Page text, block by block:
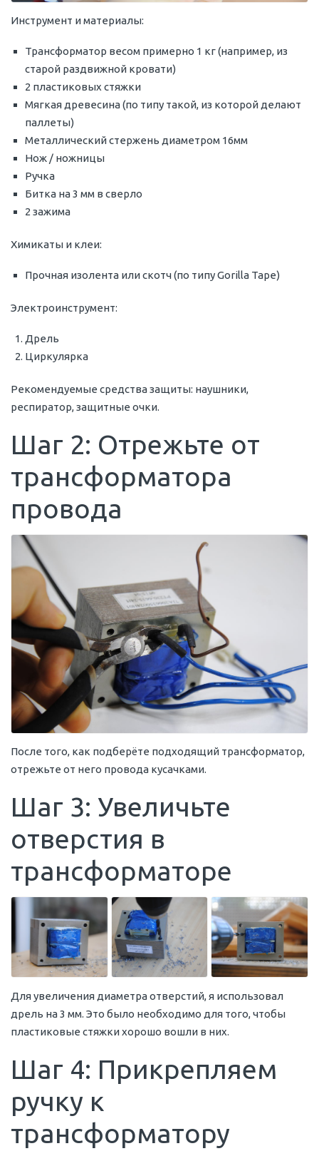
Инструмент и материалы:
Трансформатор весом примерно 1 кг (например, из
старой раздвижной кровати)
2 пластиковых стяжки
Мягкая древесина (по типу такой, из которой делают
паллеты)
Металлический стержень диаметром 16мм
Нож / ножницы
Ручка
Битка на 3 мм в сверло
2 зажима
Химикаты и клеи:
Прочная изолента или скотч (по типу Gorilla Tape)
Электроинструмент:
Дрель
Циркулярка
Рекомендуемые средства защиты: наушники,
респиратор, защитные очки.
Шаг 2: Отрежьте от
трансформатора
провода
После того, как подберёте подходящий трансформатор,
отрежьте от него провода кусачками.
Шаг 3: Увеличьте
отверстия в
трансформаторе
Для увеличения диаметра отверстий, я использовал
дрель на 3 мм. Это было необходимо для того, чтобы
пластиковые стяжки хорошо вошли в них.
Шаг 4: Прикрепляем
ручку к
трансформатору